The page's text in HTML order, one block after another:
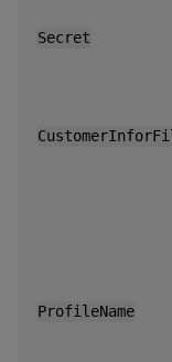
Secret
ProfileName